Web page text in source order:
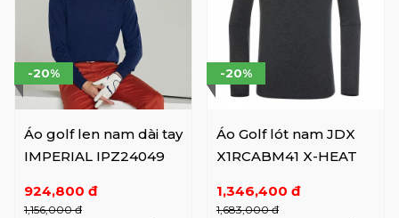
Áo golf len nam dài tay
IMPERIAL IPZ24049
924,800 đ
1,156,000 đ
-20%
Áo Golf lót nam JDX
X1RCABM41 X-HEAT
1,346,400 đ
1,683,000 đ
-20%